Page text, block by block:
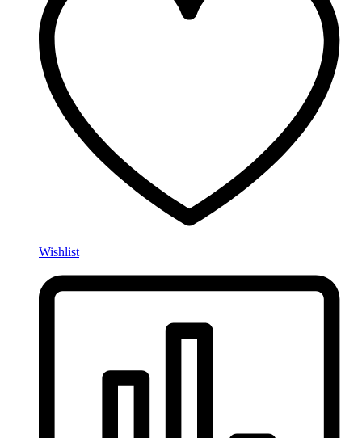
Wishlist